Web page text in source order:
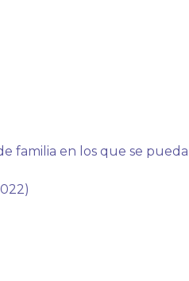
familia en los que se